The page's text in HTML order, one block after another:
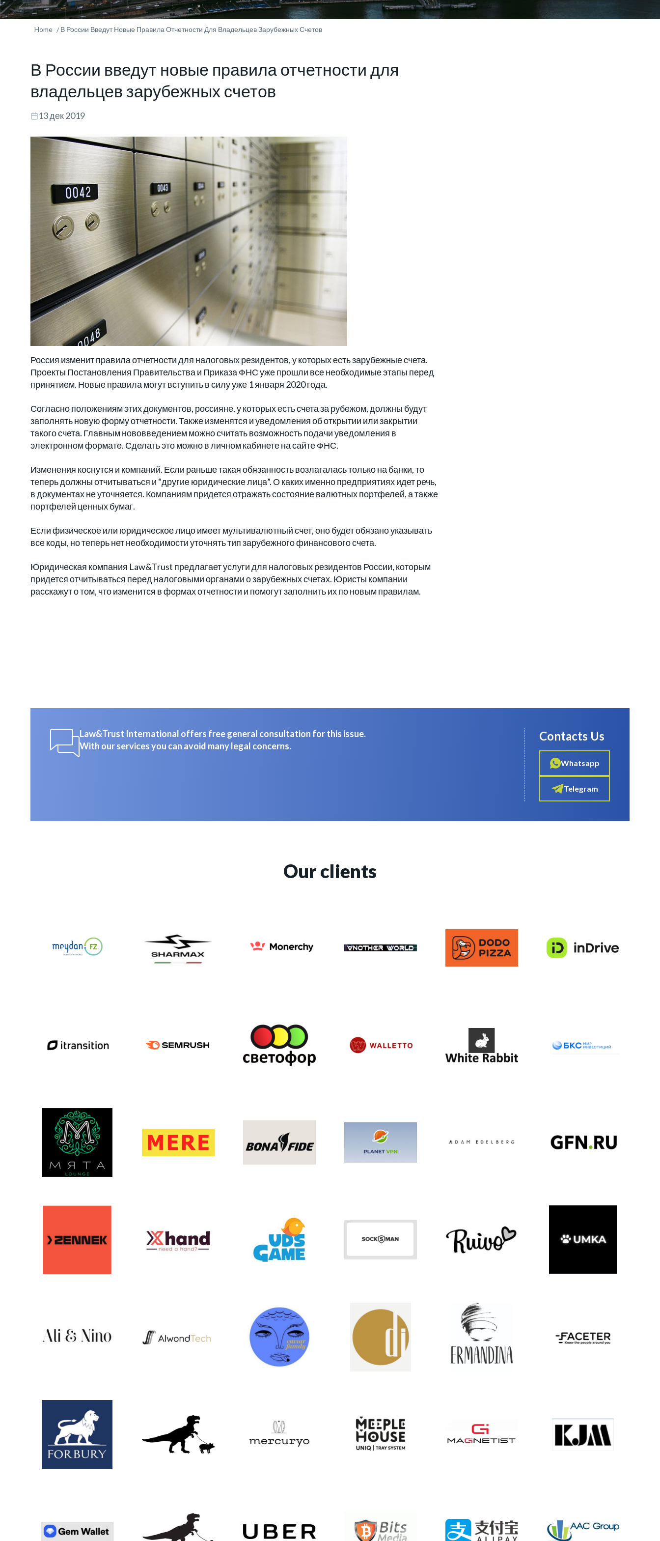
Home В России Введут Новые Правила Отчетности Для Владельцев Зарубежных Счетов
В России введут новые правила отчетности для
владельцев зарубежных счетов
13 дек 2019
Россия изменит правила отчетности для налоговых резидентов, у которых есть зарубежные счета.
Проекты Постановления Правительства и Приказа ФНС уже прошли все необходимые этапы перед
принятием. Новые правила могут вступить в силу уже 1 января 2020 года.
Согласно положениям этих документов, россияне, у которых есть счета за рубежом, должны будут
заполнять новую форму отчетности. Также изменятся и уведомления об открытии или закрытии
такого счета. Главным нововведением можно считать возможность подачи уведомления в
электронном формате. Сделать это можно в личном кабинете на сайте ФНС.
Изменения коснутся и компаний. Если раньше такая обязанность возлагалась только на банки, то
теперь должны отчитываться и “другие юридические лица”. О каких именно предприятиях идет речь,
в документах не уточняется. Компаниям придется отражать состояние валютных портфелей, а также
портфелей ценных бумаг.
Если физическое или юридическое лицо имеет мультивалютный счет, оно будет обязано указывать
все коды, но теперь нет необходимости уточнять тип зарубежного финансового счета.
Юридическая компания Law&Trust предлагает услуги для налоговых резидентов России, которым
придется отчитываться перед налоговыми органами о зарубежных счетах. Юристы компании
расскажут о том, что изменится в формах отчетности и помогут заполнить их по новым правилам.
Law&Trust International offers free general consultation for this issue.
With our services you can avoid many legal concerns.
Contacts Us
Whatsapp
Telegram
Our clients